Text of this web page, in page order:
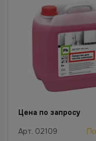
Цена по запросу
Арт. 02109